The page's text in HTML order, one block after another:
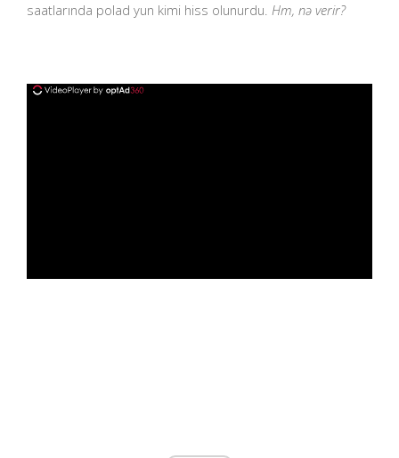
saatlarında polad yun kimi hiss olunurdu. Hm, nə verir?